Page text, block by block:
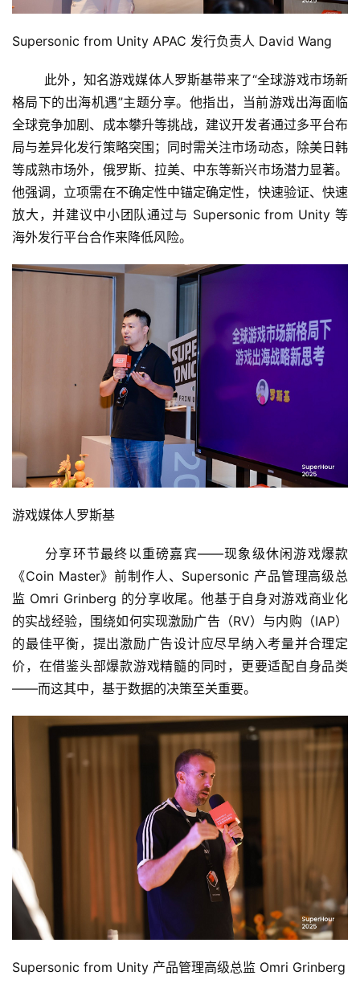
游
戏
0
2
5
第
十
三
届
金
奖
游
茶
接
会
上
海
站
中
)
Supersonic from Unity APAC 发行负责人 David Wang
格局下的出海机遇”主题分享。他指出，当前游戏出海面临
全球竞争加剧、成本攀升等挑战，建议开发者通过多平台布
局与差异化发行策略突围；同时需关注市场动态，除美日韩
等成熟市场外，俄罗斯、拉美、中东等新兴市场潜力显著。
他强调，立项需在不确定性中锚定确定性，快速验证、快速
放大，并建议中小团队通过与 Supersonic from Unity 等
海外发行平台合作来降低风险。
游戏媒体人罗斯基
《Coin Master》前制作人、Supersonic 产品管理高级总
监 Omri Grinberg 的分享收尾。他基于自身对游戏商业化
的实战经验，围绕如何实现激励广告（RV）与内购（IAP）
的最佳平衡，提出激励广告设计应尽早纳入考量并合理定
价，在借鉴头部爆款游戏精髓的同时，更要适配自身品类
——而这其中，基于数据的决策至关重要。
Supersonic from Unity 产品管理高级总监 Omri Grinberg